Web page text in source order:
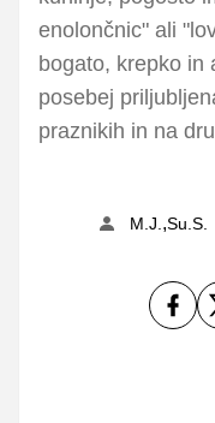
enolončnic" ali
bogato, krepko in
posebej
praznikih in na
M.J. ,Su.S.